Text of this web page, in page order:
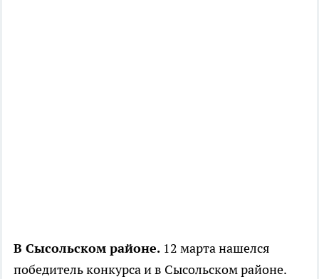
В Сысольском районе. 12 марта нашелся
победитель конкурса и в Сысольском районе.